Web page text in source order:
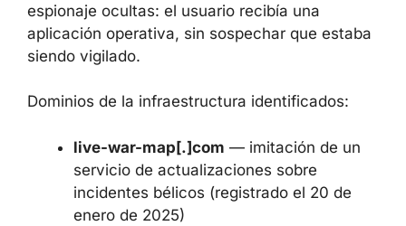
espionaje ocultas: el usuario recibía una
aplicación operativa, sin sospechar que estaba
siendo vigilado.
Dominios de la infraestructura identificados:
live-war-map[.]com — imitación de un
servicio de actualizaciones sobre
incidentes bélicos (registrado el 20 de
enero de 2025)